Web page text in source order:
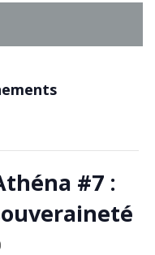
#7 :